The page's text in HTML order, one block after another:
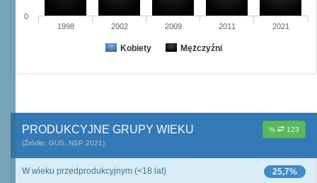
Kobiety Mężczyźni
1998 2002 2009 2011 2021
0
% 123
PRODUKCYJNE GRUPY WIEKU
(Źródło: GUS, NSP 2021)
25,7%
W wieku przedprodukcyjnym (<18 lat)